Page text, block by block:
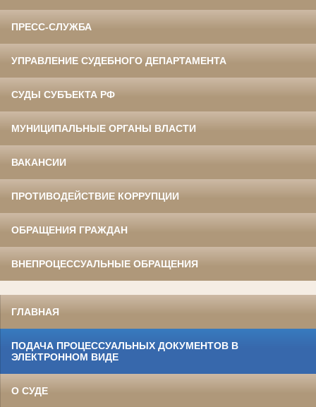
ПРЕСС-СЛУЖБА
УПРАВЛЕНИЕ СУДЕБНОГО ДЕПАРТАМЕНТА
СУДЫ СУБЪЕКТА РФ
МУНИЦИПАЛЬНЫЕ ОРГАНЫ ВЛАСТИ
ВАКАНСИИ
ПРОТИВОДЕЙСТВИЕ КОРРУПЦИИ
ОБРАЩЕНИЯ ГРАЖДАН
ВНЕПРОЦЕССУАЛЬНЫЕ ОБРАЩЕНИЯ
ГЛАВНАЯ
ПОДАЧА ПРОЦЕССУАЛЬНЫХ ДОКУМЕНТОВ В
ЭЛЕКТРОННОМ ВИДЕ
О СУДЕ